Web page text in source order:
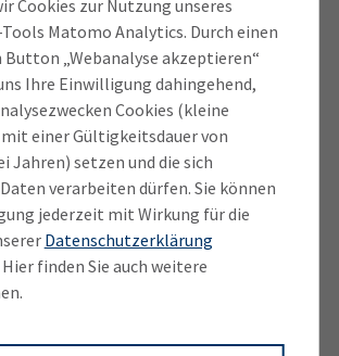
Cookies zur Nutzung unseres
Matomo Analytics. Durch einen
Button „Webanalyse akzeptieren“
Ihre Einwilligung dahingehend,
Cookies (kleine
einer Gültigkeitsdauer von
Jahren) setzen und die sich
verarbeiten dürfen. Sie können
jederzeit mit Wirkung für die
Datenschutzerklärung
finden Sie auch weitere
für Ihren Ausbildungsberuf
in der Ausbildung
verdienst du als Azubi
Digital
Prüfungsvorbereitung heute!
verkürzen – oder verlängern?
Fällen ist das möglich
in der Ausbildung